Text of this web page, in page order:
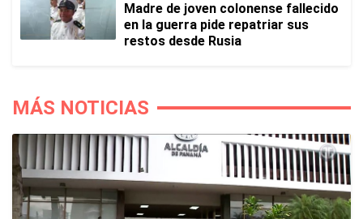
Madre de joven colonense fallecido
en la guerra pide repatriar sus
restos desde Rusia
MÁS NOTICIAS